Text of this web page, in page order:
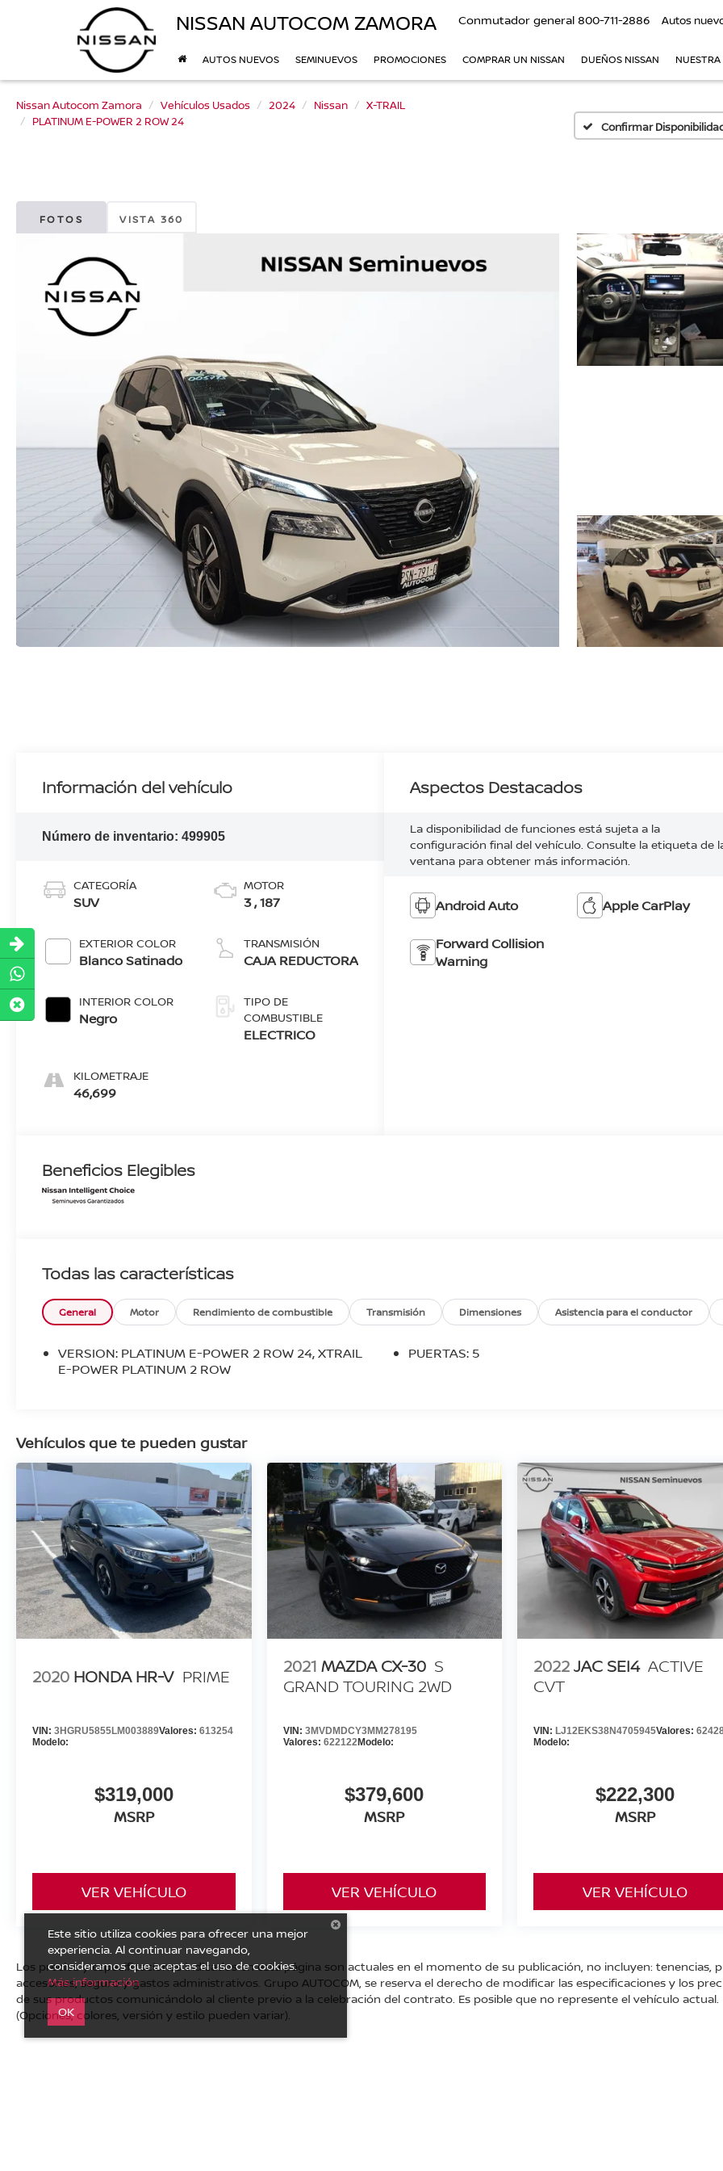
NISSAN AUTOCOM ZAMORA Conmutador general 800-711-2886 Autos
AUTOS NUEVOS SEMINUEVOS PROMOCIONES COMPRAR UN NISSAN DUEÑOS NISSAN
Nissan Autocom Zamora Vehículos Usados 2024 Nissan
X-TRAIL
PLATINUM E-POWER 2 ROW 24
Confirmar
FOTOS VISTA 360
Información del vehículo
Número de inventario:499905
CATEGORÍA
SUV
EXTERIOR COLOR
Blanco Satinado
INTERIOR COLOR
Negro
KILOMETRAJE
46,699
MOTOR
3 , 187
TRANSMISIÓN
CAJA REDUCTORA
TIPO DE
COMBUSTIBLE
ELECTRICO
Aspectos Destacados
La disponibilidad de funciones está sujeta a la
configuración final del vehículo. Consulte la etiqueta de
ventana para obtener más información.
Android Auto Apple CarPlay
Forward Collision
Warning
Beneficios Elegibles
Todas las características
General Motor Rendimiento de combustible Transmisión Dimensiones Asistencia para el conductor
VERSION: PLATINUM E-POWER 2 ROW 24, XTRAIL
E-POWER PLATINUM 2 ROW
PUERTAS: 5
Vehículos que te pueden gustar
2020 HONDA HR-V PRIME
VIN: 3HGRU5855LM003889Valores: 613254
Modelo:
$319,000
MSRP
VER VEHÍCULO
2021 MAZDA CX-30 S
GRAND TOURING 2WD
VIN: 3MVDMDCY3MM278195
Valores: 622122Modelo:
$379,600
MSRP
VER VEHÍCULO
2022JAC SEI4 ACTIVE
CVT
VIN: LJ12EKS38N4705945Valores:
Modelo:
$222,300
MSRP
VER VEHÍCULO
Los precios y especificaciones indicados en esta página son actuales en el momento de su publicación, no incluyen: tenencias,
accesorios, seguro y gastos administrativos. Grupo AUTOCOM, se reserva el derecho de modificar las especificaciones y los
de sus productos comunicándolo al cliente previo a la celebración del contrato. Es posible que no represente el vehículo actual.
(Opciones, colores, versión y estilo pueden variar).
Este sitio utiliza cookies para ofrecer una mejor
experiencia. Al continuar navegando,
consideramos que aceptas el uso de cookies.
Más información
OK